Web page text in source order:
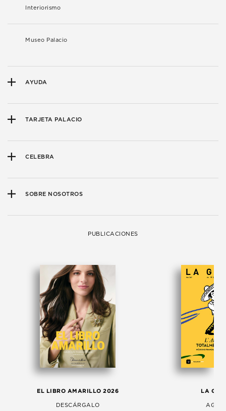
Interiorismo
Museo Palacio
AYUDA
TARJETA PALACIO
CELEBRA
SOBRE NOSOTROS
PUBLICACIONES
EL LIBRO AMARILLO 2026
DESCÁRGALO
LA